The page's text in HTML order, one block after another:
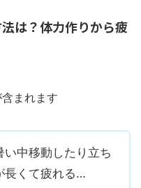
は？体力作りから疲
まれます
い中移動したり立ち
長くて疲れる…